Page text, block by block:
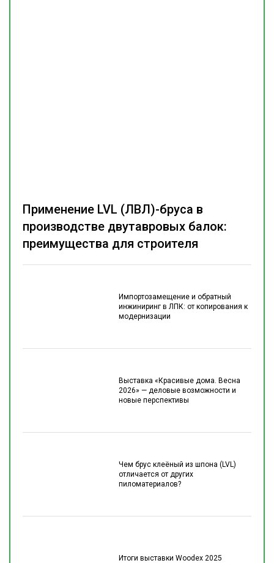
Импортозамещение и обратный
инжиниринг в ЛПК: от копирования к
модернизации
Выставка «Красивые дома. Весна
2026» — деловые возможности и
новые перспективы
Чем брус клеёный из шпона (LVL)
отличается от других
пиломатериалов?
Итоги выставки Woodex 2025
Применение LVL (ЛВЛ)-бруса в
производстве двутавровых балок:
преимущества для строителя